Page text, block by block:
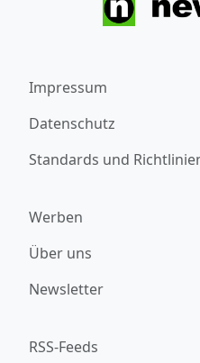
Impressum
Datenschutz
Standards und
Werben
Über uns
Newsletter
RSS-Feeds